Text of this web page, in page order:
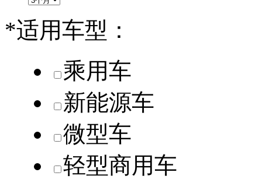
*适用车型：
乘用车
新能源车
微型车
轻型商用车